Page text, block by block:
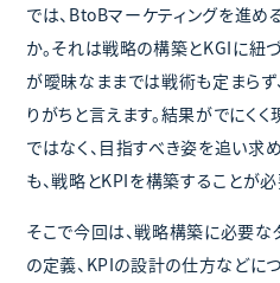
では、BtoBマーケティングを進め
か。それは戦略の構築とKGIに紐
が曖昧なままでは戦術も定まら
りがちと言えます。結果がでにく
ではなく、目指すべき姿を追い求
も、戦略とKPIを構築することが必
そこで今回は、戦略構築に必要
の定義、KPIの設計の仕方などに